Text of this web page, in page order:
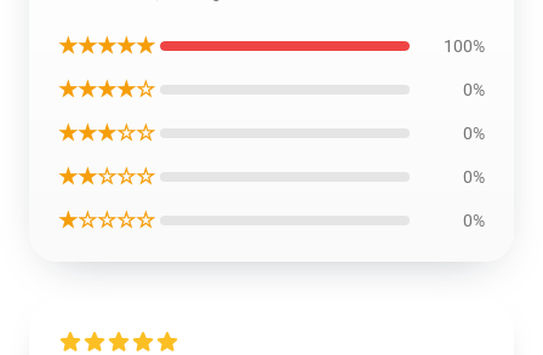
★★★★★ 100%
★★★★☆ 0%
★★★☆☆ 0%
★★☆☆☆ 0%
★☆☆☆☆ 0%